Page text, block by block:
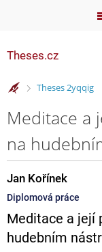
Theses.cz
>
Theses 2yqqig
Meditace a
na
Jan Kořínek
Diplomová práce
Meditace a její
hudebním